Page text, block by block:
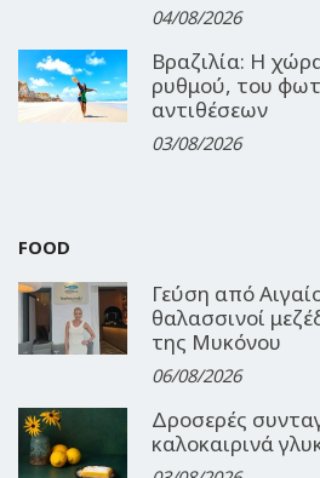
04/08/2026
Βραζιλία: Η
ρυθμού, του
αντιθέσεων
03/08/2026
FOOD
Γεύση από
θαλασσινοί
της Μυκόνου
06/08/2026
Δροσερές
καλοκαιρινά